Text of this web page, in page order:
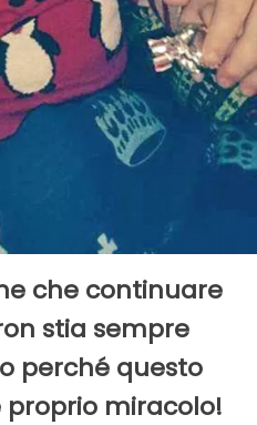
che continuare
stia sempre
perché questo
miracolo!